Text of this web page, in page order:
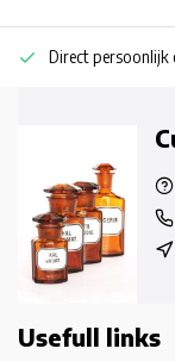
Direct persoonlijk
Usefull links